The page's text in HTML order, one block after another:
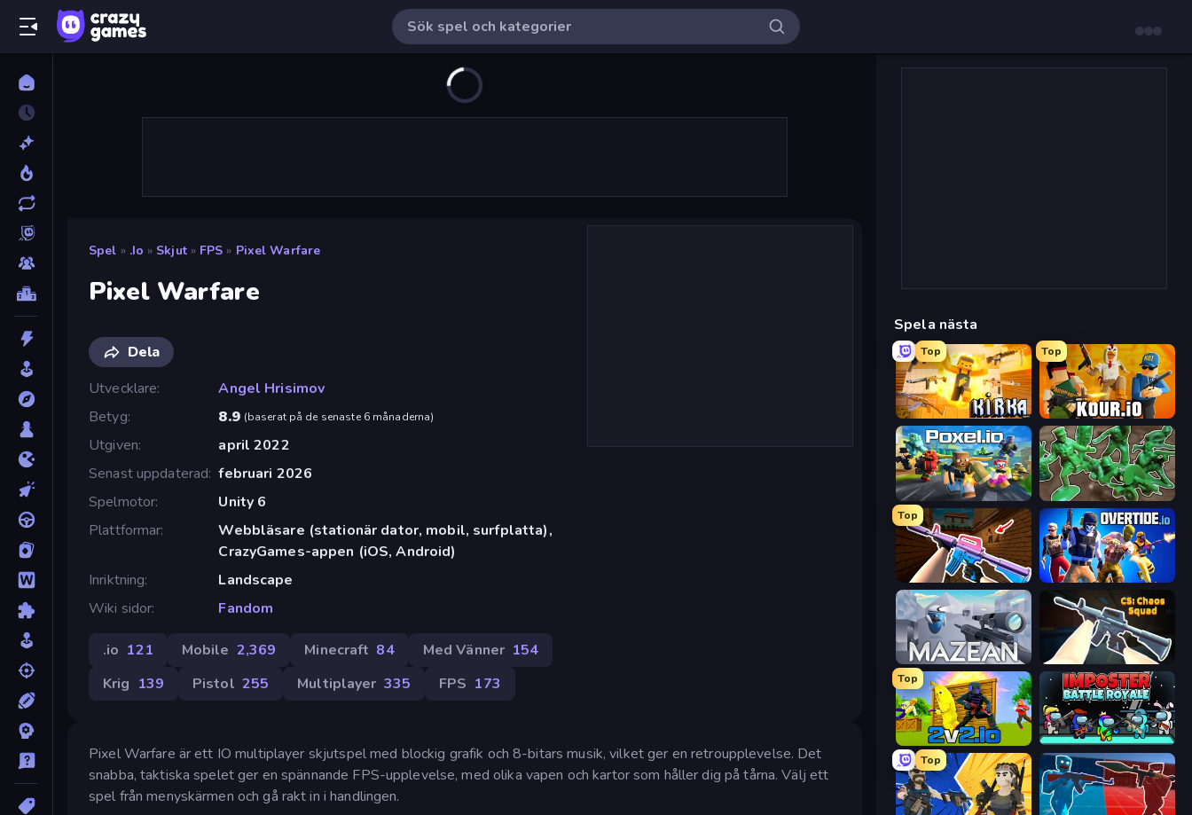
Spel » .io » Skjut » FPS » Pixel Warfare
Pixel Warfare
Dela
Utvecklare
Angel Hrisimov
Betyg
8.9 (baserat på de senaste 6 månaderna)
Utgiven
april 2022
Senast uppdaterad februari 2026
Spelmotor
Unity 6
Plattformar
Webbläsare (stationär dator, mobil, surfplatta),
CrazyGames-appen (iOS, Android)
Inriktning
Landscape
Wiki sidor
Fandom
.io 121 Mobile 2,369 Minecraft 84 Med Vänner 154
Krig 139 Pistol 255 Multiplayer 335 FPS 173
Pixel Warfare är ett IO multiplayer skjutspel med blockig grafik och 8-bitars musik, vilket ger en retroupplevelse. Det
snabba, taktiska spelet ger en spännande FPS-upplevelse, med olika vapen och kartor som håller dig på tårna. Välj ett
spel från menyskärmen och gå rakt in i handlingen.
Spela nästa
Top
Kirka.io
Top
Kour.io
Poxel.io Soldiers - Capture and Control!
Top
KS Z Overtide.io
Mazean CS: Chaos Squad
Top
2v2.io Imposter Battle Royale
Top